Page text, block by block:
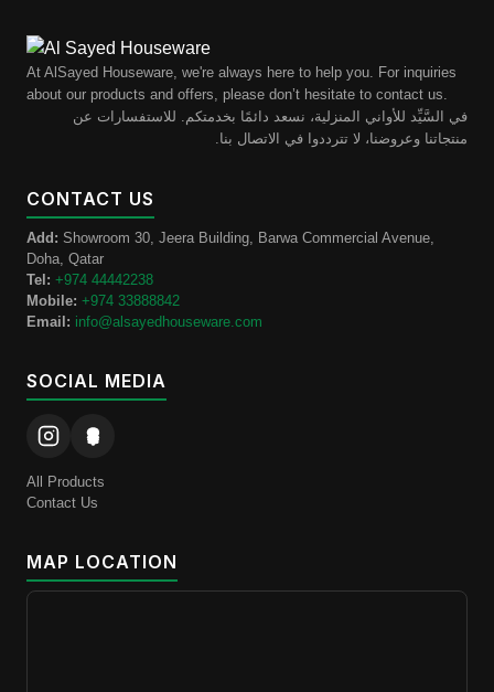
At AlSayed Houseware, we're always here to help you. For inquiries
about our products and offers, please don’t hesitate to contact us.
في السَّيِّد للأواني المنزلية، نسعد دائمًا بخدمتكم. للاستفسارات عن
منتجاتنا وعروضنا، لا تترددوا في الاتصال بنا.
CONTACT US
Add: Showroom 30, Jeera Building, Barwa Commercial Avenue,
Doha, Qatar
Tel: +974 44442238
Mobile: +974 33888842
Email: info@alsayedhouseware.com
SOCIAL MEDIA
All Products
Contact Us
MAP LOCATION